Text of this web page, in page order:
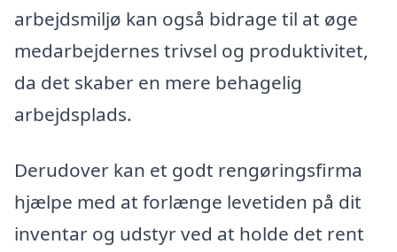
arbejdsmiljø kan også bidrage til at øge
medarbejdernes trivsel og produktivitet,
da det skaber en mere behagelig
arbejdsplads.
Derudover kan et godt rengøringsfirma
hjælpe med at forlænge levetiden på dit
inventar og udstyr ved at holde det rent